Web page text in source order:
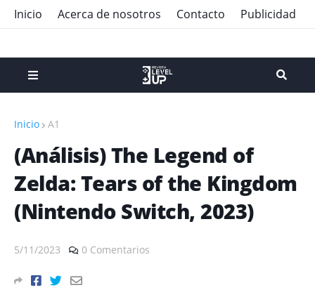
Inicio Acerca de nosotros Contacto Publicidad
Inicio A1
(Análisis) The Legend of
Zelda: Tears of the Kingdom
(Nintendo Switch, 2023)
5/11/2023 0 Comentarios